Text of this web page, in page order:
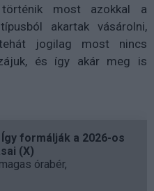
most azokkal a
akartak vásárolni,
jogilag most nincs
és így akár meg is
formálják a 2026-os
(X)
órabér,